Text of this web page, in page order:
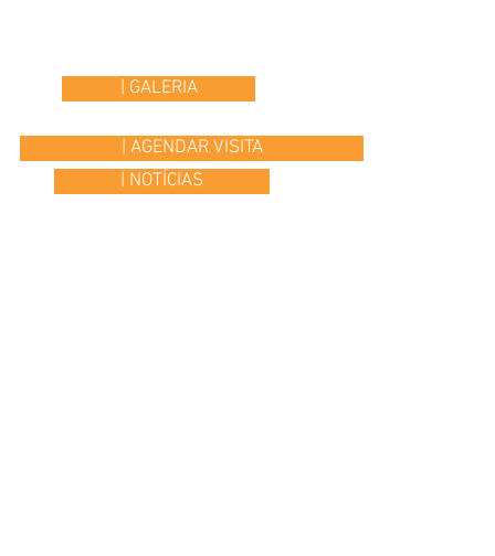
| GALERIA
| AGENDAR VISITA
| NOTÍCIAS